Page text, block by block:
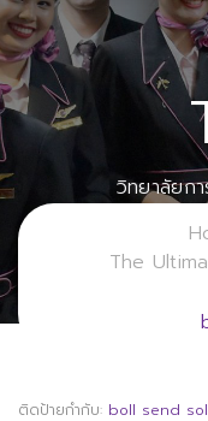
วิทยาลัยก
มหาวิ
The
ติดป้ายกำกับ: boll send